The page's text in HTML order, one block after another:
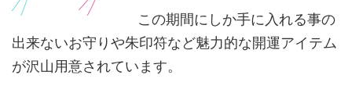
この期間にしか手に入れる事の
出来ないお守りや朱印符など魅力的な開運アイテム
が沢山用意されています。